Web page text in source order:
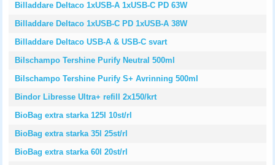
Billaddare Deltaco 1xUSB-A 1xUSB-C PD 63W
Billaddare Deltaco 1xUSB-C PD 1xUSB-A 38W
Billaddare Deltaco USB-A & USB-C svart
Bilschampo Tershine Purify Neutral 500ml
Bilschampo Tershine Purify S+ Avrinning 500ml
Bindor Libresse Ultra+ refill 2x150/krt
BioBag extra starka 125l 10st/rl
BioBag extra starka 35l 25st/rl
BioBag extra starka 60l 20st/rl